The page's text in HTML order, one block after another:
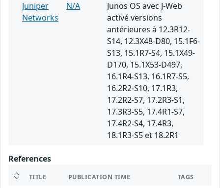
Juniper
Networks
N/A
Junos OS avec J-Web
activé versions
antérieures à 12.3R12-
S14, 12.3X48-D80, 15.1F6-
S13, 15.1R7-S4, 15.1X49-
D170, 15.1X53-D497,
16.1R4-S13, 16.1R7-S5,
16.2R2-S10, 17.1R3,
17.2R2-S7, 17.2R3-S1,
17.3R3-S5, 17.4R1-S7,
17.4R2-S4, 17.4R3,
18.1R3-S5 et 18.2R1
References
TITLE PUBLICATION TIME TAGS